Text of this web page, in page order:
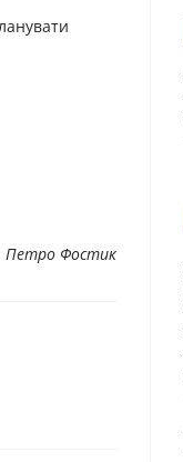
Петро Фостик